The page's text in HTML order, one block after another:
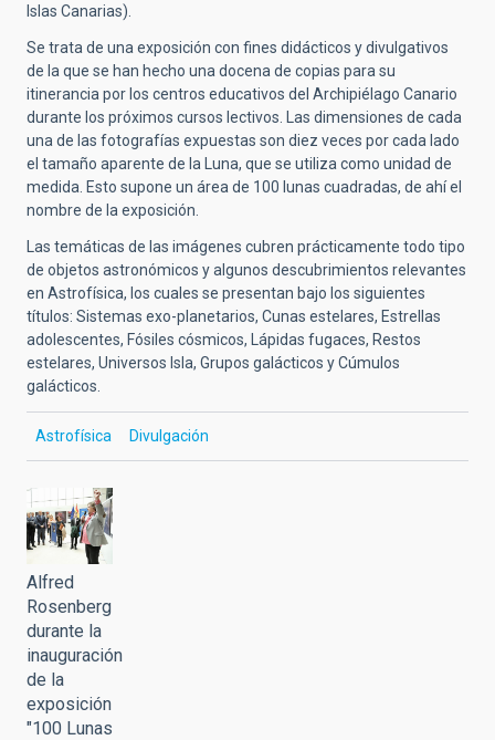
Islas Canarias).
Se trata de una exposición con fines didácticos y divulgativos
de la que se han hecho una docena de copias para su
itinerancia por los centros educativos del Archipiélago Canario
durante los próximos cursos lectivos. Las dimensiones de cada
una de las fotografías expuestas son diez veces por cada lado
el tamaño aparente de la Luna, que se utiliza como unidad de
medida. Esto supone un área de 100 lunas cuadradas, de ahí el
nombre de la exposición.
Las temáticas de las imágenes cubren prácticamente todo tipo
de objetos astronómicos y algunos descubrimientos relevantes
en Astrofísica, los cuales se presentan bajo los siguientes
títulos: Sistemas exo-planetarios, Cunas estelares, Estrellas
adolescentes, Fósiles cósmicos, Lápidas fugaces, Restos
estelares, Universos Isla, Grupos galácticos y Cúmulos
galácticos.
Astrofísica Divulgación
Alfred
Rosenberg
durante la
inauguración
de la
exposición
"100 Lunas